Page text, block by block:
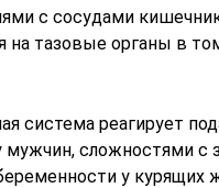
с сосудами
на тазовые органы в
система реагирует
мужчин, сложностями с
у курящих